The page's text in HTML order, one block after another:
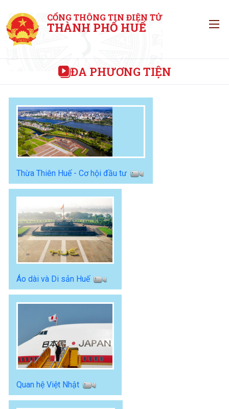
CỔNG THÔNG TIN ĐIỆN TỬ
THÀNH PHỐ HUẾ
ĐA PHƯƠNG TIỆN
Thừa Thiên Huế - Cơ hội đầu tư
Áo dài và Di sản Huế
Quan hệ Việt Nhật